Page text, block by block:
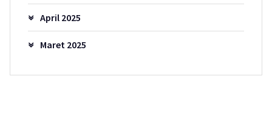
April 2025
Maret 2025